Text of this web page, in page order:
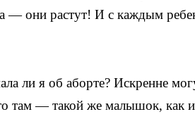
— они растут! И с каждым
ли я об аборте? Искренне
там — такой же малышок, как